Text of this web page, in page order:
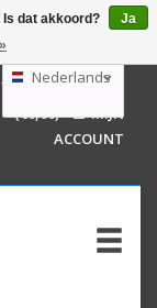
GBP
AUD
Nederlands
Deutsch
English
WINKELWAGEN
(€0,00)
MIJN
ACCOUNT
dat akkoord?
Ja